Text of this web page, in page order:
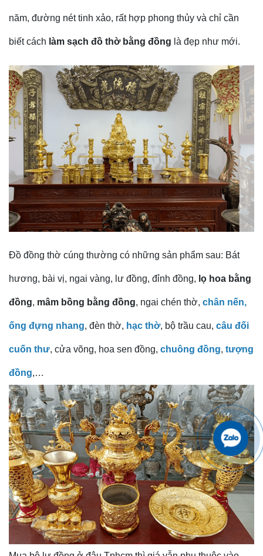
năm, đường nét tinh xảo, rất hợp phong thủy và chỉ cần
biết cách làm sạch đồ thờ bằng đồng là đẹp như mới.
Đồ đồng thờ cúng thường có những sản phẩm sau: Bát
hương, bài vị, ngai vàng, lư đồng, đỉnh đồng, lọ hoa bằng
đồng, mâm bồng bằng đồng, ngai chén thờ, chân nến,
ống đựng nhang, đèn thờ, hạc thờ, bộ trầu cau, câu đối
cuốn thư, cửa võng, hoa sen đồng, chuông đồng, tượng
đồng,…